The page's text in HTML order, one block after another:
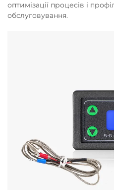
оптимізації процесів і
обслуговування.